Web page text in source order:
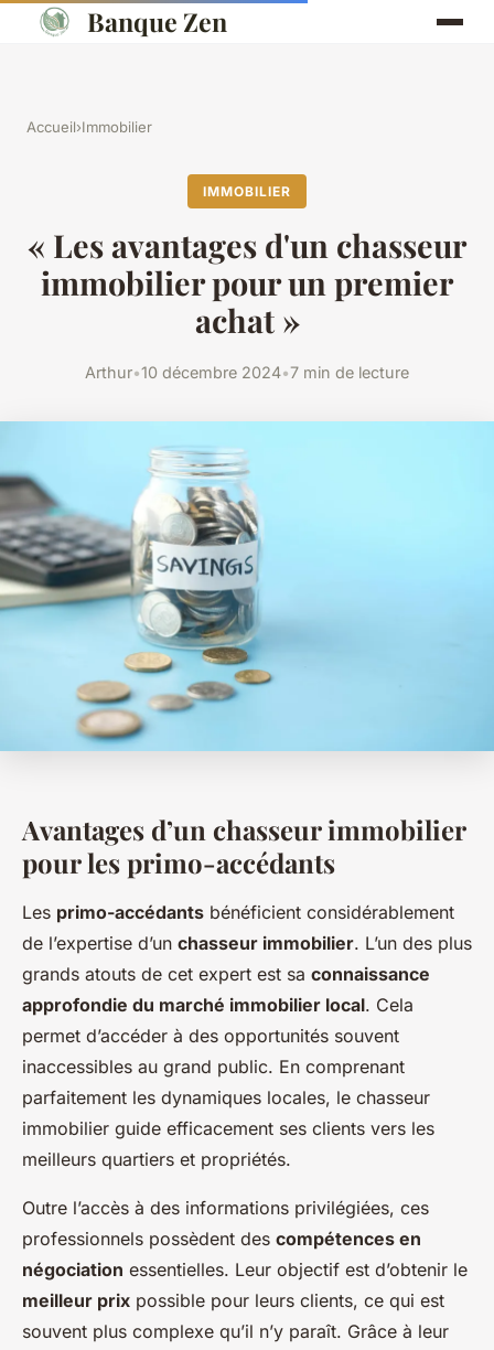
Banque Zen
Accueil›Immobilier
IMMOBILIER
« Les avantages d'un chasseur
immobilier pour un premier
achat »
Arthur•10 décembre 2024•7 min de lecture
Avantages d’un chasseur immobilier
pour les primo-accédants
Les primo-accédants bénéficient considérablement
de l’expertise d’un chasseur immobilier. L’un des plus
grands atouts de cet expert est sa connaissance
approfondie du marché immobilier local. Cela
permet d’accéder à des opportunités souvent
inaccessibles au grand public. En comprenant
parfaitement les dynamiques locales, le chasseur
immobilier guide efficacement ses clients vers les
meilleurs quartiers et propriétés.
Outre l’accès à des informations privilégiées, ces
professionnels possèdent des compétences en
négociation essentielles. Leur objectif est d’obtenir le
meilleur prix possible pour leurs clients, ce qui est
souvent plus complexe qu’il n’y paraît. Grâce à leur